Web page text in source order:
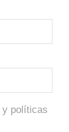
y políticas